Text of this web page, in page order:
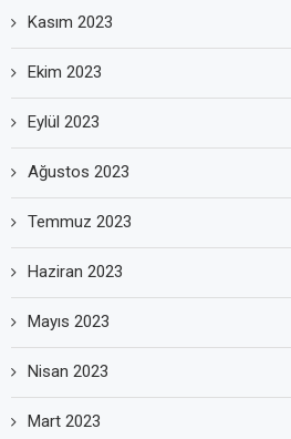
Kasım 2023
Ekim 2023
Eylül 2023
Ağustos 2023
Temmuz 2023
Haziran 2023
Mayıs 2023
Nisan 2023
Mart 2023